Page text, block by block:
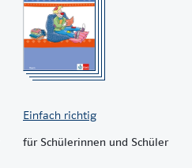
Einfach richtig
für Schülerinnen und Schüler